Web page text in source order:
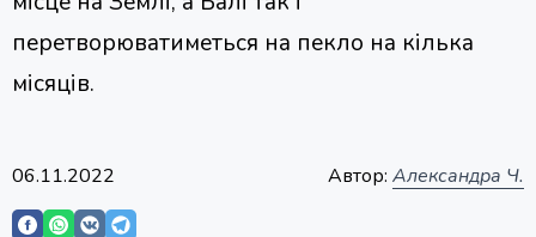
перетворюватиметься на пекло на кілька
місяців.
06.11.2022 Автор: Александра Ч.